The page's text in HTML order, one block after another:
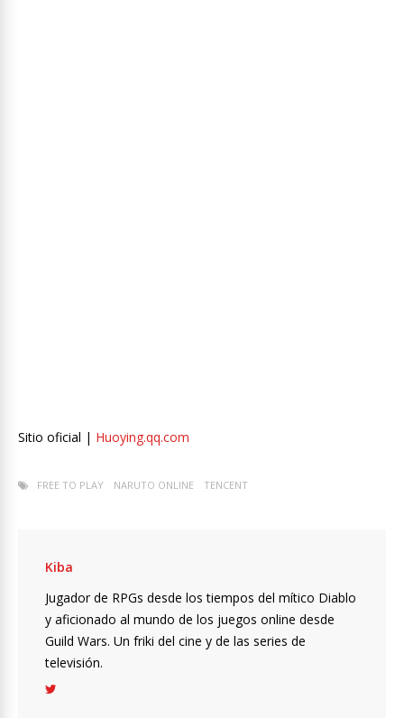
Sitio oficial | Huoying.qq.com
FREE TO PLAY NARUTO ONLINE TENCENT
Kiba
Jugador de RPGs desde los tiempos del mítico Diablo
y aficionado al mundo de los juegos online desde
Guild Wars. Un friki del cine y de las series de
televisión.